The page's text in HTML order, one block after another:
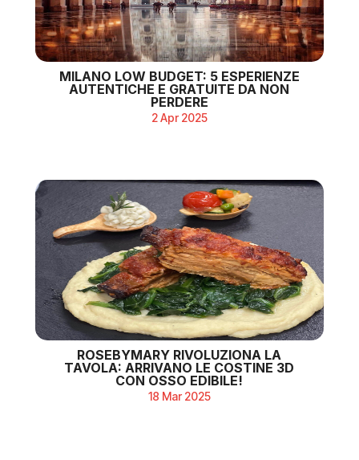
MILANO LOW BUDGET: 5 ESPERIENZE
AUTENTICHE E GRATUITE DA NON
PERDERE
2 Apr 2025
ROSEBYMARY RIVOLUZIONA LA
TAVOLA: ARRIVANO LE COSTINE 3D
CON OSSO EDIBILE!
18 Mar 2025